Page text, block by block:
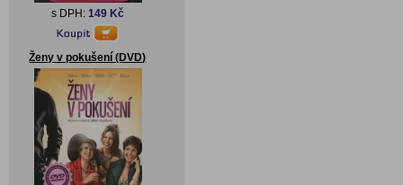
s DPH: 149 Kč
Ženy v pokušení (DVD)